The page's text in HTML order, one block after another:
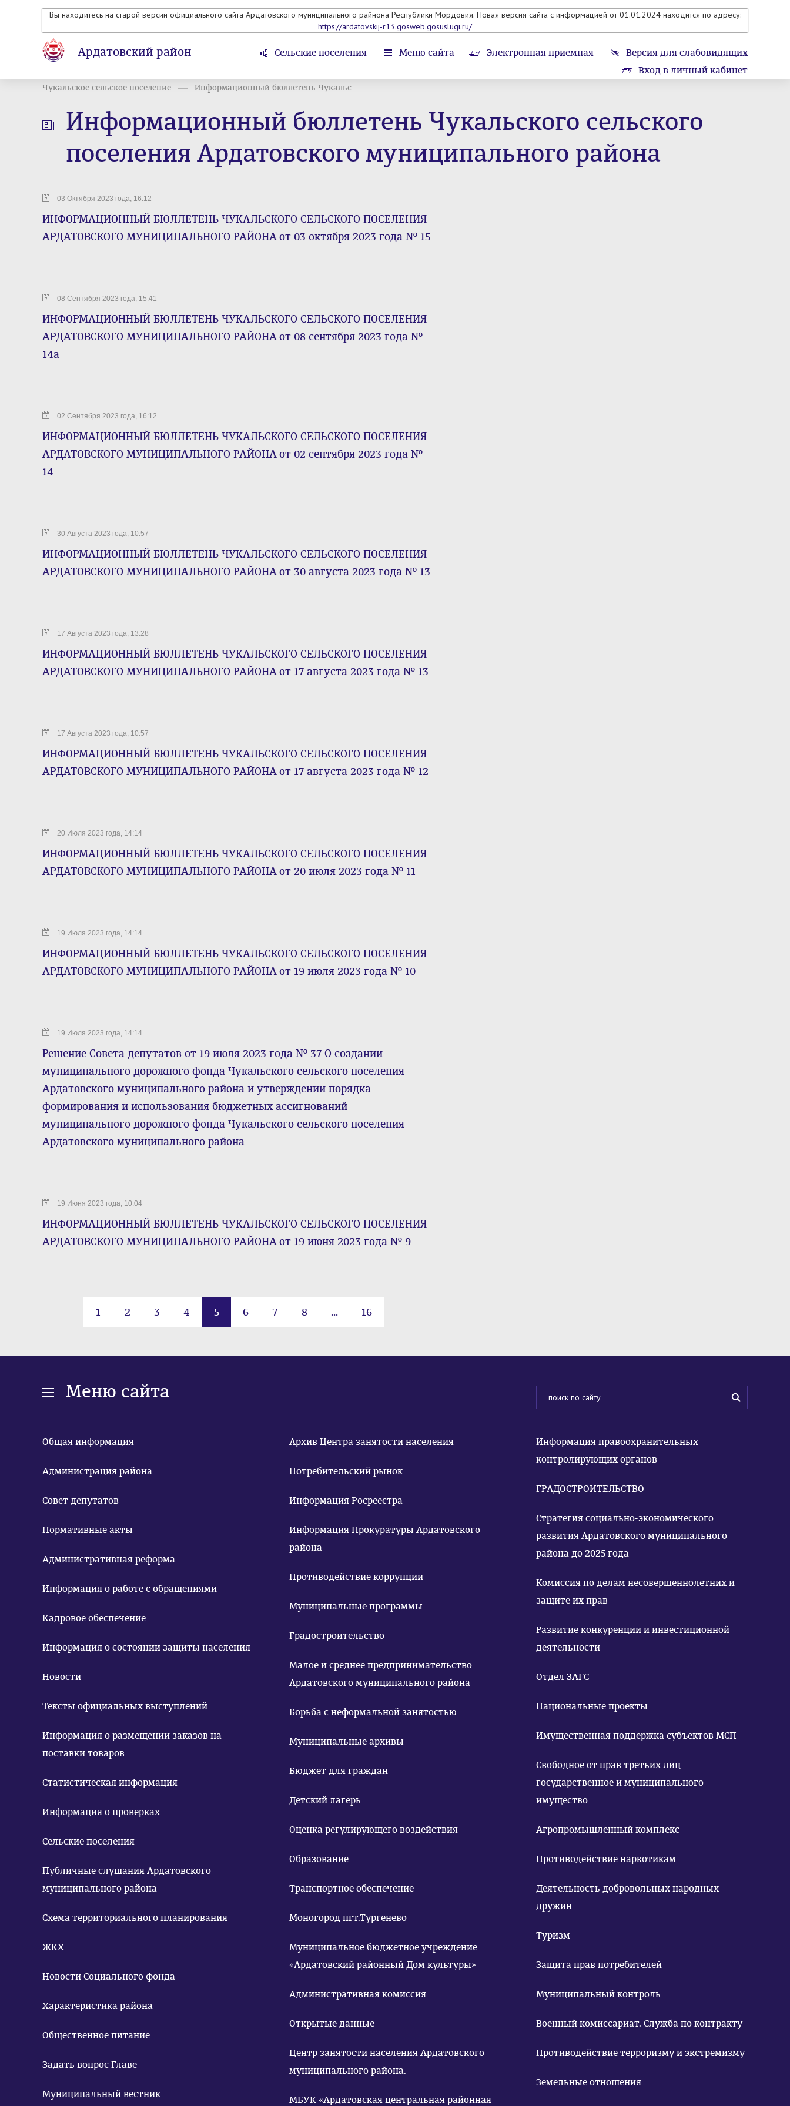
Вы находитесь на старой версии официального сайта Ардатовского муниципального райнона Республики Мордовия. Новая версия сайта с информацией от 01.01.2024 находится по адресу:
https://ardatovskij-r13.gosweb.gosuslugi.ru/
Ардатовский район Сельские поселения Меню сайта Электронная приемная
Версия для слабовидящих
Вход в личный кабинет
Чукальское сельское поселение Информационный бюллетень Чукальс...
Информационный бюллетень Чукальского сельского
поселения Ардатовского муниципального района
03 Октября 2023 года, 16:12
ИНФОРМАЦИОННЫЙ БЮЛЛЕТЕНЬ ЧУКАЛЬСКОГО СЕЛЬСКОГО ПОСЕЛЕНИЯ
АРДАТОВСКОГО МУНИЦИПАЛЬНОГО РАЙОНА от 03 октября 2023 года № 15
08 Сентября 2023 года, 15:41
ИНФОРМАЦИОННЫЙ БЮЛЛЕТЕНЬ ЧУКАЛЬСКОГО СЕЛЬСКОГО ПОСЕЛЕНИЯ
АРДАТОВСКОГО МУНИЦИПАЛЬНОГО РАЙОНА от 08 сентября 2023 года №
14а
02 Сентября 2023 года, 16:12
ИНФОРМАЦИОННЫЙ БЮЛЛЕТЕНЬ ЧУКАЛЬСКОГО СЕЛЬСКОГО ПОСЕЛЕНИЯ
АРДАТОВСКОГО МУНИЦИПАЛЬНОГО РАЙОНА от 02 сентября 2023 года №
14
30 Августа 2023 года, 10:57
ИНФОРМАЦИОННЫЙ БЮЛЛЕТЕНЬ ЧУКАЛЬСКОГО СЕЛЬСКОГО ПОСЕЛЕНИЯ
АРДАТОВСКОГО МУНИЦИПАЛЬНОГО РАЙОНА от 30 августа 2023 года № 13
17 Августа 2023 года, 13:28
ИНФОРМАЦИОННЫЙ БЮЛЛЕТЕНЬ ЧУКАЛЬСКОГО СЕЛЬСКОГО ПОСЕЛЕНИЯ
АРДАТОВСКОГО МУНИЦИПАЛЬНОГО РАЙОНА от 17 августа 2023 года № 13
17 Августа 2023 года, 10:57
ИНФОРМАЦИОННЫЙ БЮЛЛЕТЕНЬ ЧУКАЛЬСКОГО СЕЛЬСКОГО ПОСЕЛЕНИЯ
АРДАТОВСКОГО МУНИЦИПАЛЬНОГО РАЙОНА от 17 августа 2023 года № 12
20 Июля 2023 года, 14:14
ИНФОРМАЦИОННЫЙ БЮЛЛЕТЕНЬ ЧУКАЛЬСКОГО СЕЛЬСКОГО ПОСЕЛЕНИЯ
АРДАТОВСКОГО МУНИЦИПАЛЬНОГО РАЙОНА от 20 июля 2023 года № 11
19 Июля 2023 года, 14:14
ИНФОРМАЦИОННЫЙ БЮЛЛЕТЕНЬ ЧУКАЛЬСКОГО СЕЛЬСКОГО ПОСЕЛЕНИЯ
АРДАТОВСКОГО МУНИЦИПАЛЬНОГО РАЙОНА от 19 июля 2023 года № 10
19 Июля 2023 года, 14:14
Решение Совета депутатов от 19 июля 2023 года № 37 О создании
муниципального дорожного фонда Чукальского сельского поселения
Ардатовского муниципального района и утверждении порядка
формирования и использования бюджетных ассигнований
муниципального дорожного фонда Чукальского сельского поселения
Ардатовского муниципального района
19 Июня 2023 года, 10:04
ИНФОРМАЦИОННЫЙ БЮЛЛЕТЕНЬ ЧУКАЛЬСКОГО СЕЛЬСКОГО ПОСЕЛЕНИЯ
АРДАТОВСКОГО МУНИЦИПАЛЬНОГО РАЙОНА от 19 июня 2023 года № 9
1 2 3 4 5 6 7 8 ... 16
Меню сайта
Общая информация
Администрация района
Совет депутатов
Нормативные акты
Административная реформа
Информация о работе с обращениями
Кадровое обеспечение
Информация о состоянии защиты населения
Новости
Тексты официальных выступлений
Информация о размещении заказов на
поставки товаров
Статистическая информация
Информация о проверках
Сельские поселения
Публичные слушания Ардатовского
муниципального района
Схема территориального планирования
ЖКХ
Новости Социального фонда
Характеристика района
Общественное питание
Задать вопрос Главе
Муниципальный вестник
Архив Центра занятости населения
Потребительский рынок
Информация Росреестра
Информация Прокуратуры Ардатовского
района
Противодействие коррупции
Муниципальные программы
Градостроительство
Малое и среднее предпринимательство
Ардатовского муниципального района
Борьба с неформальной занятостью
Муниципальные архивы
Бюджет для граждан
Детский лагерь
Оценка регулирующего воздействия
Образование
Транспортное обеспечение
Моногород пгт.Тургенево
Муниципальное бюджетное учреждение
«Ардатовский районный Дом культуры»
Административная комиссия
Открытые данные
Центр занятости населения Ардатовского
муниципального района.
МБУК «Ардатовская центральная районная
Информация правоохранительных
контролирующих органов
ГРАДОСТРОИТЕЛЬСТВО
Стратегия социально-экономического
развития Ардатовского муниципального
района до 2025 года
Комиссия по делам несовершеннолетних и
защите их прав
Развитие конкуренции и инвестиционной
деятельности
Отдел ЗАГС
Национальные проекты
Имущественная поддержка субъектов МСП
Свободное от прав третьих лиц
государственное и муниципального
имущество
Агропромышленный комплекс
Противодействие наркотикам
Деятельность добровольных народных
дружин
Туризм
Защита прав потребителей
Муниципальный контроль
Военный комиссариат. Служба по контракту
Противодействие терроризму и экстремизму
Земельные отношения